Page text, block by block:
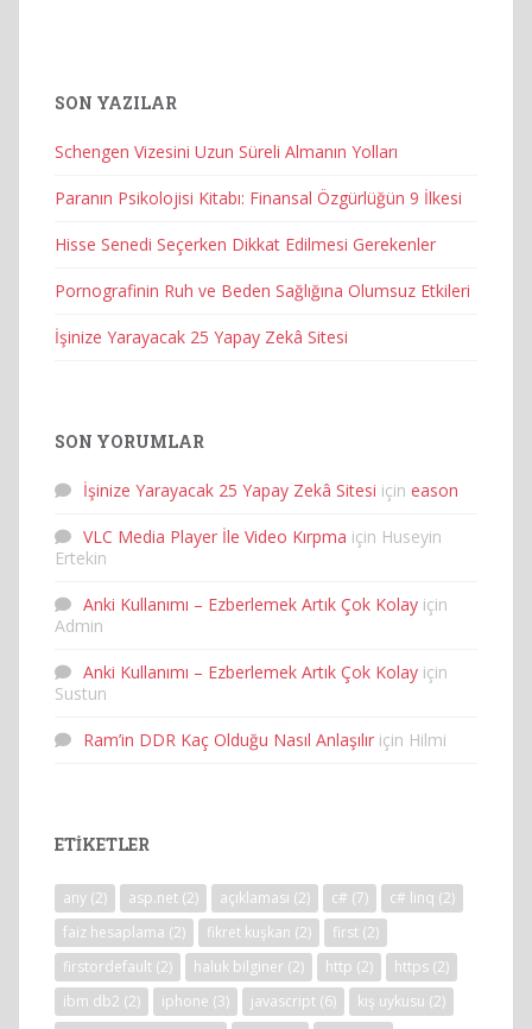
SON YAZILAR
Schengen Vizesini Uzun Süreli Almanın Yolları
Paranın Psikolojisi Kitabı: Finansal Özgürlüğün 9 İlkesi
Hisse Senedi Seçerken Dikkat Edilmesi Gerekenler
Pornografinin Ruh ve Beden Sağlığına Olumsuz Etkileri
İşinize Yarayacak 25 Yapay Zekâ Sitesi
SON YORUMLAR
İşinize Yarayacak 25 Yapay Zekâ Sitesi için eason
VLC Media Player İle Video Kırpma için Huseyin
Ertekin
Anki Kullanımı – Ezberlemek Artık Çok Kolay için
Admin
Anki Kullanımı – Ezberlemek Artık Çok Kolay için
Sustun
Ram’in DDR Kaç Olduğu Nasıl Anlaşılır için Hilmi
ETIKETLER
any (2) asp.net (2) açıklaması (2) c# (7) c# linq (2)
faiz hesaplama (2) fikret kuşkan (2) first (2)
firstordefault (2) haluk bilginer (2) http (2) https (2)
ibm db2 (2) iphone (3) javascript (6) kış uykusu (2)